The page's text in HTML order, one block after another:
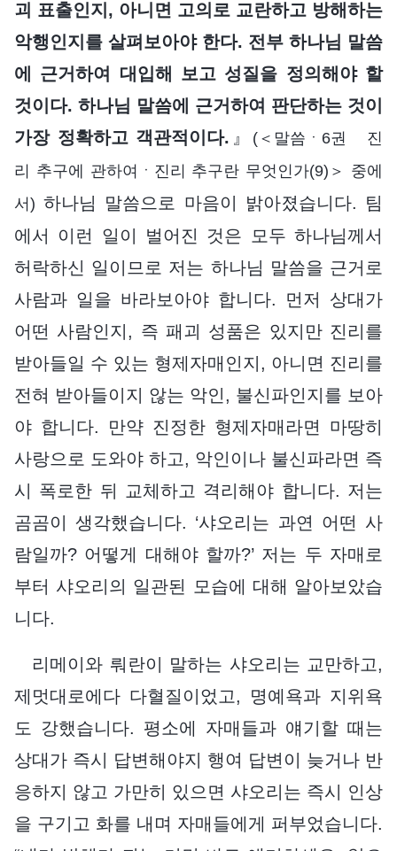
괴 표출인지, 아니면 고의로 교란하고 방해하는
악행인지를 살펴보아야 한다. 전부 하나님 말씀
에 근거하여 대입해 보고 성질을 정의해야 할
것이다. 하나님 말씀에 근거하여 판단하는 것이
가장 정확하고 객관적이다. 』
(＜말씀ㆍ6권 진
리 추구에 관하여ㆍ진리 추구란 무엇인가(9)＞ 중에
서) 하나님 말씀으로 마음이 밝아졌습니다. 팀
에서 이런 일이 벌어진 것은 모두 하나님께서
허락하신 일이므로 저는 하나님 말씀을 근거로
사람과 일을 바라보아야 합니다. 먼저 상대가
어떤 사람인지, 즉 패괴 성품은 있지만 진리를
받아들일 수 있는 형제자매인지, 아니면 진리를
전혀 받아들이지 않는 악인, 불신파인지를 보아
야 합니다. 만약 진정한 형제자매라면 마땅히
사랑으로 도와야 하고, 악인이나 불신파라면 즉
시 폭로한 뒤 교체하고 격리해야 합니다. 저는
곰곰이 생각했습니다. ‘샤오리는 과연 어떤 사
람일까? 어떻게 대해야 할까?’ 저는 두 자매로
부터 샤오리의 일관된 모습에 대해 알아보았습
니다.
리메이와 뤄란이 말하는 샤오리는 교만하고,
제멋대로에다 다혈질이었고, 명예욕과 지위욕
도 강했습니다. 평소에 자매들과 얘기할 때는
상대가 즉시 답변해야지 행여 답변이 늦거나 반
응하지 않고 가만히 있으면 샤오리는 즉시 인상
을 구기고 화를 내며 자매들에게 퍼부었습니다.